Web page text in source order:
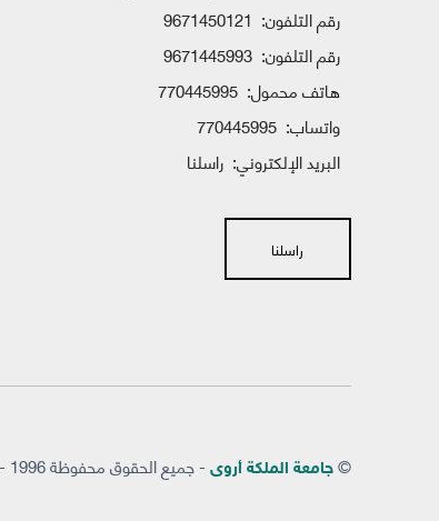
رقم التلفون: 9671450121
رقم التلفون: 9671445993
هاتف محمول: 770445995
واتساب: 770445995
البريد الإلكتروني: راسلنا
راسلنا
©جامعة الملكة أروى - جميع الحقوق محفوظة 1996 - 2026